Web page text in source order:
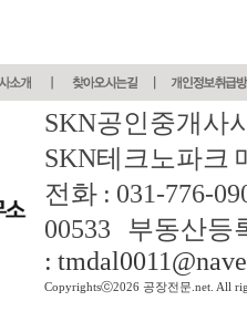
SKN공인중개사
SKN테크노파크
전화 : 031-776-
00533 부동산등
:
Copyrightsⓒ2026 공장전문.net. All